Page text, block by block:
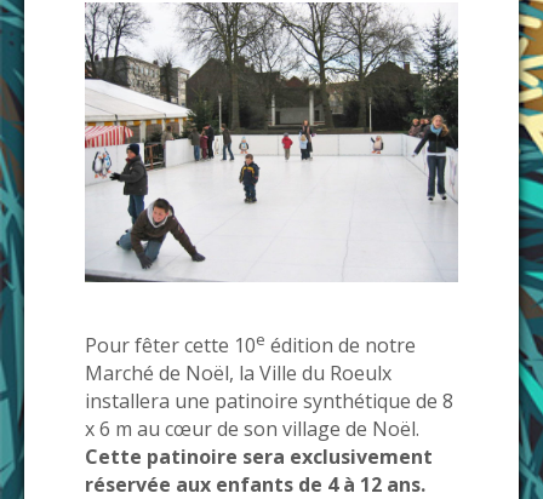
Pour fêter cette 10e édition de notre
Marché de Noël, la Ville du Roeulx
installera une patinoire synthétique de 8
x 6 m au cœur de son village de Noël.
Cette patinoire sera exclusivement
réservée aux enfants de 4 à 12 ans.